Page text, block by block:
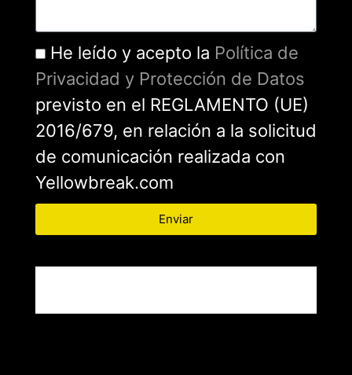
He leído y acepto la Política de
Privacidad y Protección de Datos
previsto en el REGLAMENTO (UE)
2016/679, en relación a la solicitud
de comunicación realizada con
Yellowbreak.com
Enviar